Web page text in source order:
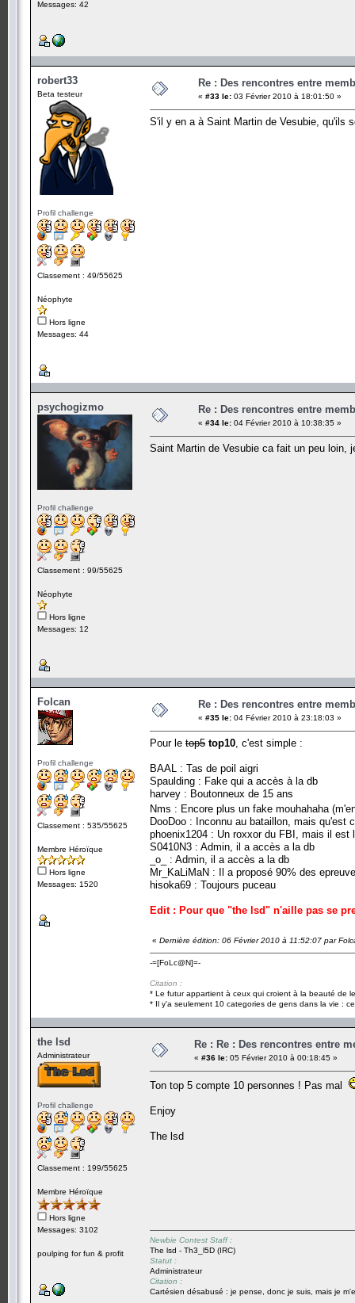
Messages: 42
robert33
Beta testeur
Profil challenge
Classement : 49/55625
Néophyte
Hors ligne
Messages: 44
Re : Des rencontres entre
« #33 le: 03 Février 2010 à 18:01:50 »
S'il y en a à Saint Martin de Vesubie, qu'ils
psychogizmo
Profil challenge
Classement : 99/55625
Néophyte
Hors ligne
Messages: 12
Re : Des rencontres entre
« #34 le: 04 Février 2010 à 10:38:35 »
Saint Martin de Vesubie ca fait un peu loin,
Folcan
Profil challenge
Classement : 535/55625
Membre Héroïque
Hors ligne
Messages: 1520
Re : Des rencontres entre
« #35 le: 04 Février 2010 à 23:18:03 »
Pour le top5 top10 , c'est simple :
BAAL : Tas de poil aigri
Spaulding : Fake qui a accès à la db
harvey : Boutonneux de 15 ans
Nms : Encore plus un fake mouhahaha
DooDoo : Inconnu au bataillon, mais qu'est
phoenix1204 : Un roxxor du FBI, mais il
S0410N3 : Admin, il a accès a la db
_o_ : Admin, il a accès a la db
Mr_KaLiMaN : Il a proposé 90% des
hisoka69 : Toujours puceau
Edit : Pour que "the lsd" n'aille pas se
« Dernière édition: 06 Février 2010 à 11:52:07 par
-=[FoLc@N]=-
Citation :
* Le futur appartient à ceux qui croient à la beauté de
* Il y'a seulement 10 categories de gens dans la vie :
the lsd
Administrateur
Profil challenge
Classement : 199/55625
Membre Héroïque
Hors ligne
Messages: 3102
poulping for fun & profit
Re : Re : Des rencontres entre
« #36 le: 05 Février 2010 à 00:18:45 »
Ton top 5 compte 10 personnes ! Pas mal
Enjoy
The lsd
Newbie Contest Staff :
The lsd - Th3_l5D (IRC)
Statut :
Administrateur
Citation :
Cartésien désabusé : je pense, donc je suis, mais je